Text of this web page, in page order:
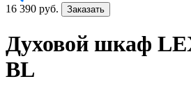
16 390 руб. Заказать
Духовой шкаф
BL